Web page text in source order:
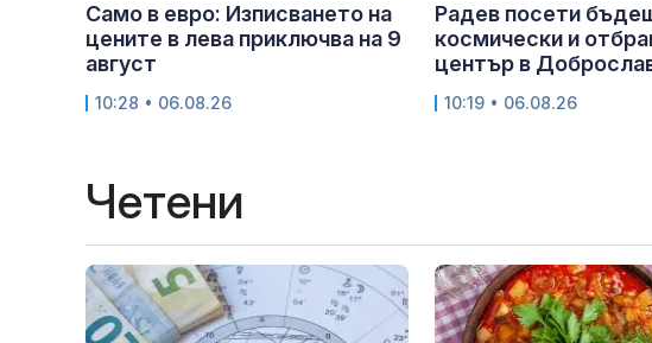
Само в евро: Изписването на
цените в лева приключва на 9
август
10:28 • 06.08.26
Радев посети
космически и
център в
10:19 • 06.08.26
Четени